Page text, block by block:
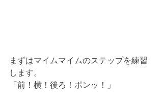
まずはマイムマイムのステップを練習
します。
「前！横！後ろ！ポンッ！」